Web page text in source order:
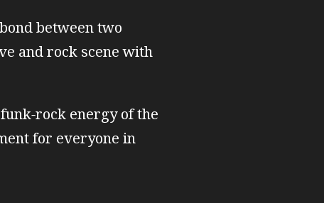
between two
and rock scene with
energy of the
for everyone in